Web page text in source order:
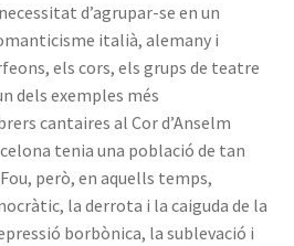
d’agrupar-se en un
italià, alemany i
els cors, els grups de teatre
dels exemples més
cantaires al Cor d’Anselm
tenia una població de tan
però, en aquells temps,
la derrota i la caiguda de la
borbònica, la sublevació i